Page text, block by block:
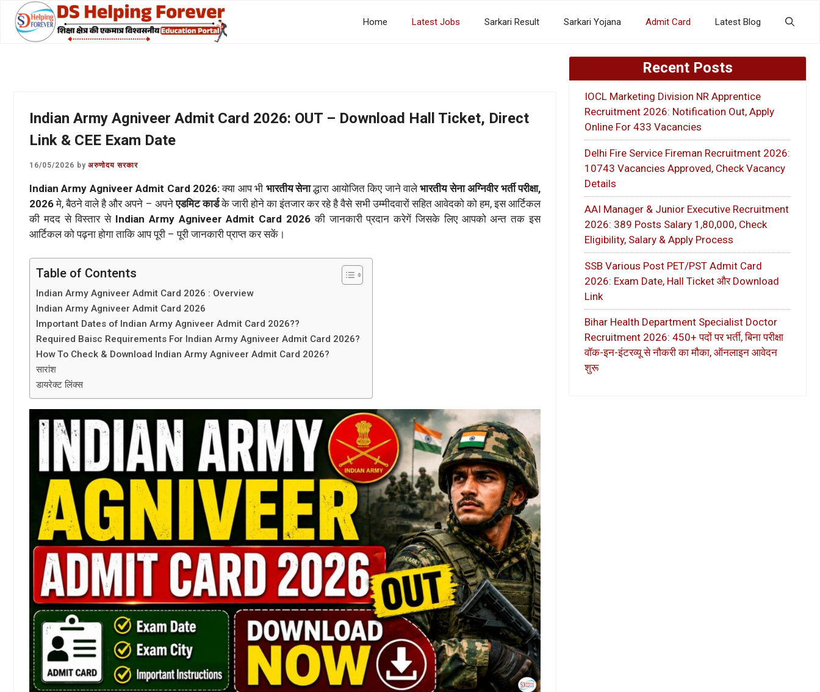
content
Home Latest Jobs Sarkari Result Sarkari Yojana Admit Card Latest Blog
Indian Army Agniveer Admit Card 2026: OUT – Download Hall Ticket, Direct
Link & CEE Exam Date
16/05/2026 byअरुणोदय सरकार
Indian Army Agniveer Admit Card 2026:क्या आप भी भारतीय सेनाद्धारा आयोजित किए जाने वालेभारतीय सेना अग्निवीर भर्ती परीक्षा,
2026मे, बैठने वाले है और अपने – अपनेएडमिट कार्डके जारी होने का इंतजार कर रहे है वैसे सभी उम्मीदवारों सहित आवेदको को हम, इस आर्टिकल
की मदद से विस्तार से Indian Army Agniveer Admit Card 2026 की जानकारी प्रदान करेगें जिसके लिए आपको अन्त तक इस
आर्टिकल को पढ़ना होगा ताकि आप पूरी – पूरी जानकारी प्राप्त कर सकें।
Table of Contents
Indian Army Agniveer Admit Card 2026 : Overview
Indian Army Agniveer Admit Card 2026
Important Dates of Indian Army Agniveer Admit Card 2026??
Required Baisc Requirements For Indian Army Agniveer Admit Card 2026?
How To Check & Download Indian Army Agniveer Admit Card 2026?
सारांश
डायरेक्ट लिंक्स
Recent Posts
IOCL Marketing Division NR Apprentice
Recruitment 2026: Notification Out, Apply
Online For 433 Vacancies
Delhi Fire Service Fireman Recruitment 2026:
10743 Vacancies Approved, Check Vacancy
Details
AAI Manager & Junior Executive Recruitment
2026: 389 Posts Salary 1,80,000, Check
Eligibility, Salary & Apply Process
SSB Various Post PET/PST Admit Card
2026: Exam Date, Hall Ticket और Download
Link
Bihar Health Department Specialist Doctor
Recruitment 2026: 450+ पदों पर भर्ती, बिना परीक्षा
वॉक-इन-इंटरव्यू से नौकरी का मौका, ऑनलाइन आवेदन
शुरू